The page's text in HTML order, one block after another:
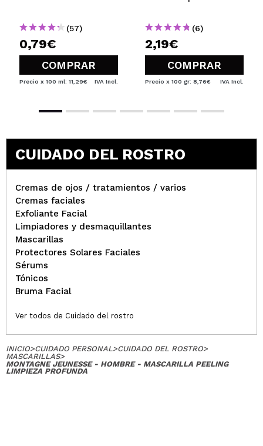
(57)
0,79€
COMPRAR
Precio x 100 ml: 11,29€ IVA Incl.
(6)
2,19€
COMPRAR
Precio x 100 gr: 8,76€ IVA Incl.
CUIDADO DEL ROSTRO
Cremas de ojos / tratamientos / varios
Cremas faciales
Exfoliante Facial
Limpiadores y desmaquillantes
Mascarillas
Protectores Solares Faciales
Sérums
Tónicos
Bruma Facial
Ver todos de Cuidado del rostro
INICIO>CUIDADO PERSONAL>CUIDADO DEL ROSTRO>
MASCARILLAS>
MONTAGNE JEUNESSE - HOMBRE - MASCARILLA PEELING
LIMPIEZA PROFUNDA